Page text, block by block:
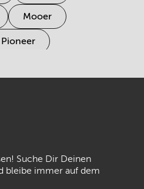
Mooer
Pioneer
Epiphone
Suche Dir Deinen
bleibe immer auf dem